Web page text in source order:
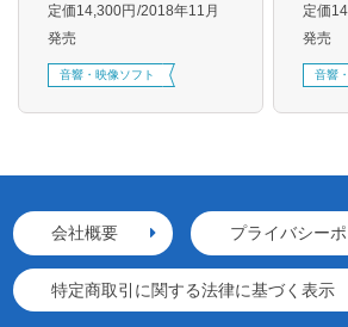
定価14,300円 2018年11月
発売
音響・映像ソフト
定価
発売
音響
会社概要 プライバシー
特定商取引に関する法律に基づく表示